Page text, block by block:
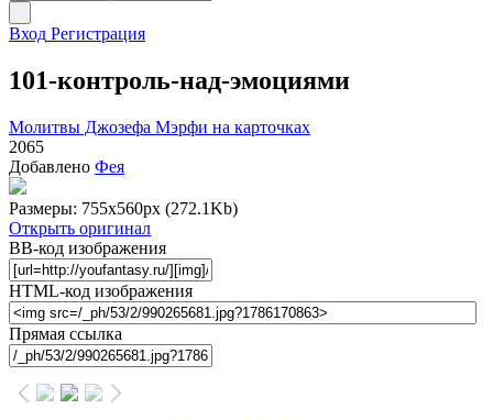
Вход Регистрация
101-контроль-над-эмоциями
Молитвы Джозефа Мэрфи на карточках
2065
Добавлено Фея
Размеры: 755x560px (272.1Kb)
Открыть оригинал
BB-код изображения
HTML-код изображения
Прямая ссылка